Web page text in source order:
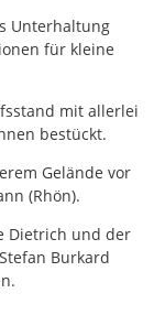
Unterhaltung
für kleine
mit allerlei
bestückt.
Gelände vor
(Rhön).
Dietrich und der
Burkard